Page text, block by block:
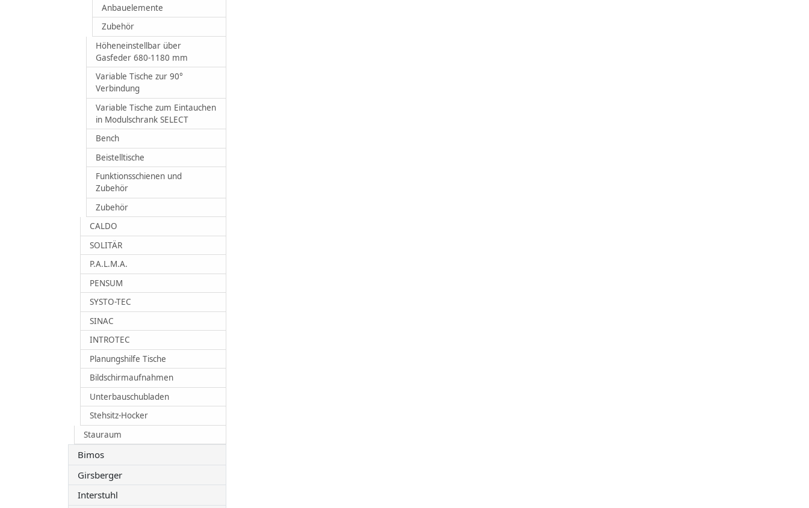
Anbauelemente
Zubehör
Höheneinstellbar über
Gasfeder 680-1180 mm
Variable Tische zur 90°
Verbindung
Variable Tische zum Eintauchen
in Modulschrank SELECT
Bench
Beistelltische
Funktionsschienen und
Zubehör
Zubehör
CALDO
SOLITÄR
P.A.L.M.A.
PENSUM
SYSTO-TEC
SINAC
INTROTEC
Planungshilfe Tische
Bildschirmaufnahmen
Unterbauschubladen
Stehsitz-Hocker
Stauraum
Bimos
Girsberger
Interstuhl